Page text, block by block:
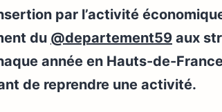
par l’activité
du @departement59 aux
année en Hauts-de-
de reprendre une activité.